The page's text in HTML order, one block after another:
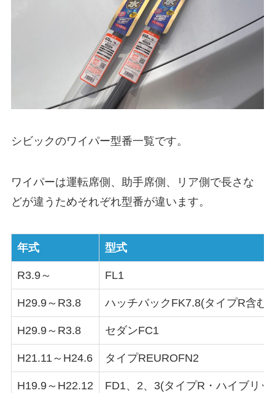
シビックのワイパー型番一覧です。
ワイパーは運転席側、助手席側、リア側で長さな
どが違うためそれぞれ型番が違います。
年式 型式
R3.9～ FL1
H29.9～R3.8 ハッチバックFK7.8(タイプR含む)
H29.9～R3.8 セダンFC1
H21.11～H24.6 タイプREUROFN2
H19.9～H22.12 FD1、2、3(タイプR・ハイブリッ